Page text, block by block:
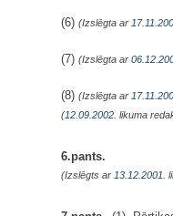
(6) (Izslēgta ar
(7) (Izslēgta ar
(8) (Izslēgta ar
(12.09.2002. likuma
6.pants.
(Izslēgts ar 13.12.2001.